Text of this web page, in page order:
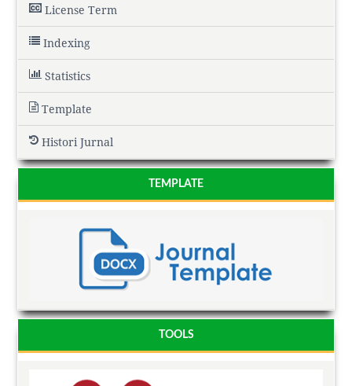
License Term
Indexing
Statistics
Template
Histori Jurnal
TEMPLATE
TOOLS